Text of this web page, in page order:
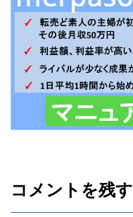
コメントを残す